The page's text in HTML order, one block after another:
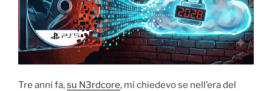
Tre anni fa,su N3rdcore, mi chiedevo se nell’era del